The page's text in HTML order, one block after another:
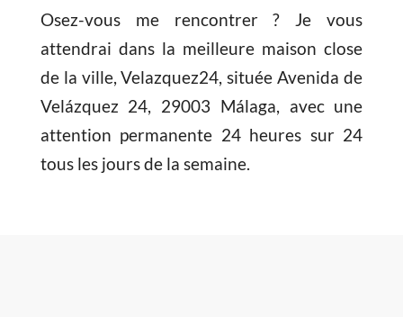
Osez-vous me rencontrer ? Je vous
attendrai dans la meilleure maison close
de la ville, Velazquez24, située Avenida de
Velázquez 24, 29003 Málaga, avec une
attention permanente 24 heures sur 24
tous les jours de la semaine.